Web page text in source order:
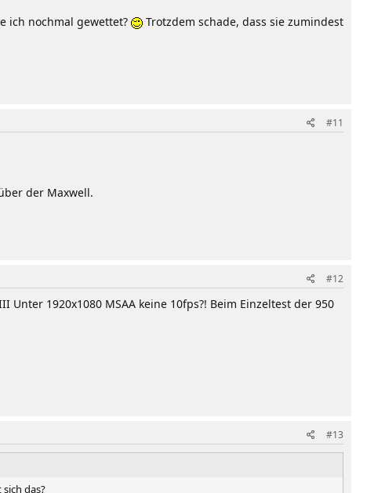
ich nochmal gewettet?
Trotzdem schade, dass sie zumindest
#11
der Maxwell.
#12
1920x1080 MSAA keine 10fps?! Beim Einzeltest der 950
#13
das?